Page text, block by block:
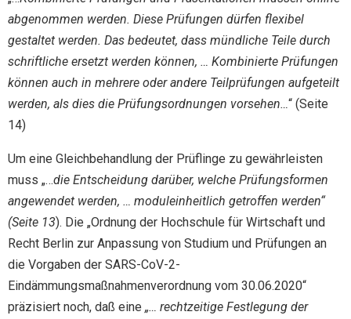
abgenommen werden. Diese Prüfungen dürfen flexibel
gestaltet werden. Das bedeutet, dass mündliche Teile durch
schriftliche ersetzt werden können, … Kombinierte Prüfungen
können auch in mehrere oder andere Teilprüfungen aufgeteilt
werden, als dies die Prüfungsordnungen vorsehen…“ (Seite
14)
Um eine Gleichbehandlung der Prüflinge zu gewährleisten
muss „…die Entscheidung darüber, welche Prüfungsformen
angewendet werden, … moduleinheitlich getroffen werden“
(Seite 13). Die „Ordnung der Hochschule für Wirtschaft und
Recht Berlin zur Anpassung von Studium und Prüfungen an
die Vorgaben der SARS-CoV-2-
Eindämmungsmaßnahmenverordnung vom 30.06.2020“
präzisiert noch, daß eine „… rechtzeitige Festlegung der